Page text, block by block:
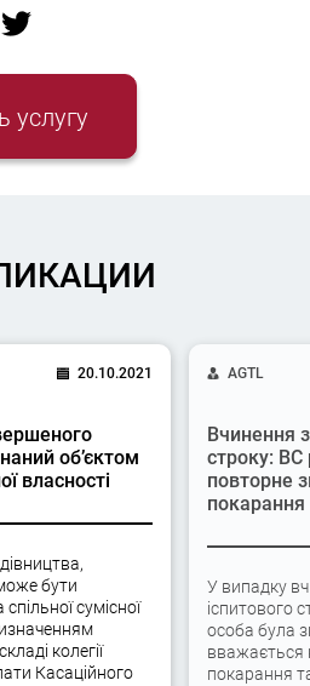
услугу
20.10.2021
об’єктом
власності
бути
сумісної
колегії
Касаційного
AGTL
Вчинення
строку: ВС
повторне
У випадку
іспитового
особа була
вважається
покарання